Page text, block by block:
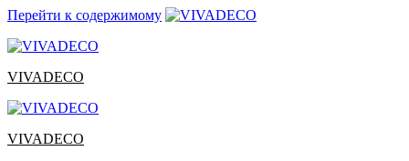
Перейти к содержимому
VIVADECO
VIVADECO